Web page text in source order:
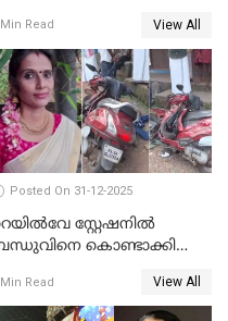
Read View All
Posted On 31-12-2025
സ്റ്റേഷനിൽ
കൊണ്ടാക്കി
സ്കൂട്ടറിൽ ഇടിച്ചു :
ദാരുണാന്ത്യം
Read View All